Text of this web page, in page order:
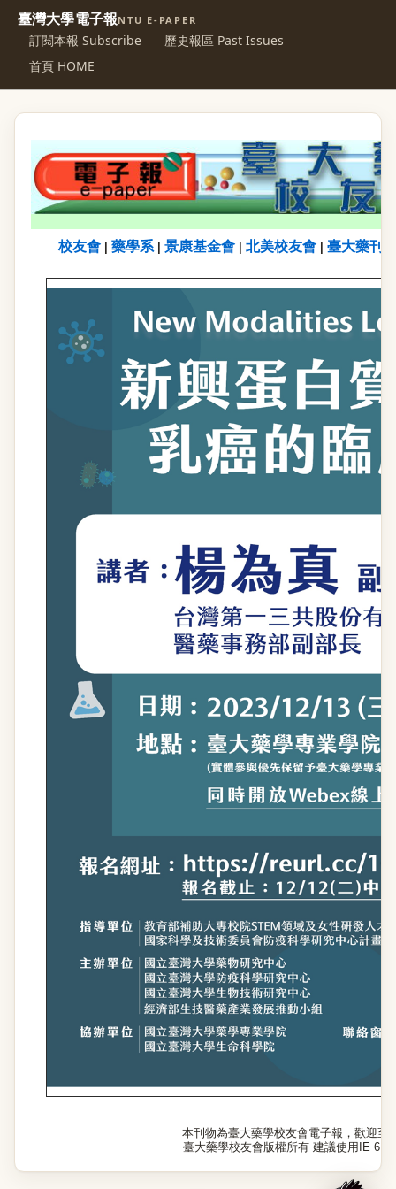
臺灣大學電子報NTU E-PAPER
訂閱本報 Subscribe
歷史報區 Past Issues
首頁 HOME
校友會 藥學系| 景康基金會 北美校友會 臺大藥刊
本刊物為臺大藥學校友會電子報，歡迎至
臺大藥學校友會版權所有 建議使用IE 6.0